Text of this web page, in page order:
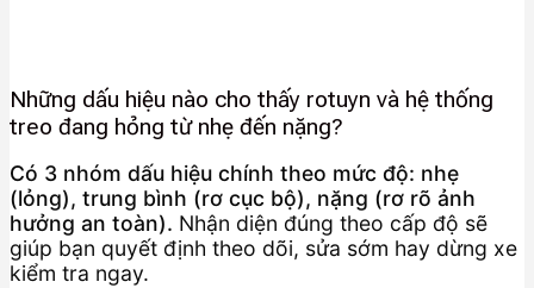
Những dấu hiệu nào cho thấy rotuyn và hệ thống
treo đang hỏng từ nhẹ đến nặng?
Có 3 nhóm dấu hiệu chính theo mức độ: nhẹ
(lỏng), trung bình (rơ cục bộ), nặng (rơ rõ ảnh
hưởng an toàn). Nhận diện đúng theo cấp độ sẽ
giúp bạn quyết định theo dõi, sửa sớm hay dừng xe
kiểm tra ngay.